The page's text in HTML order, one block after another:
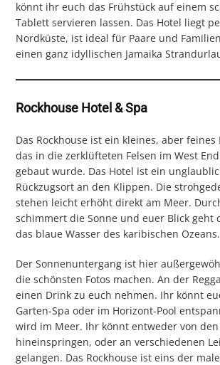
könnt ihr euch das Frühstück auf einem
Tablett servieren lassen. Das Hotel liegt
Nordküste, ist ideal für Paare und
einen ganz idyllischen Jamaika
Rockhouse Hotel & Spa
Das Rockhouse ist ein kleines, aber
das in die zerklüfteten Felsen im West
gebaut wurde. Das Hotel ist ein
Rückzugsort an den Klippen. Die
stehen leicht erhöht direkt am Meer.
schimmert die Sonne und euer Blick geht
das blaue Wasser des karibischen Ozeans.
Der Sonnenuntergang ist hier
die schönsten Fotos machen. An der
einen Drink zu euch nehmen. Ihr könnt
Garten-Spa oder im Horizont-Pool
wird im Meer. Ihr könnt entweder von
hineinspringen, oder an verschiedenen
gelangen. Das Rockhouse ist eins der